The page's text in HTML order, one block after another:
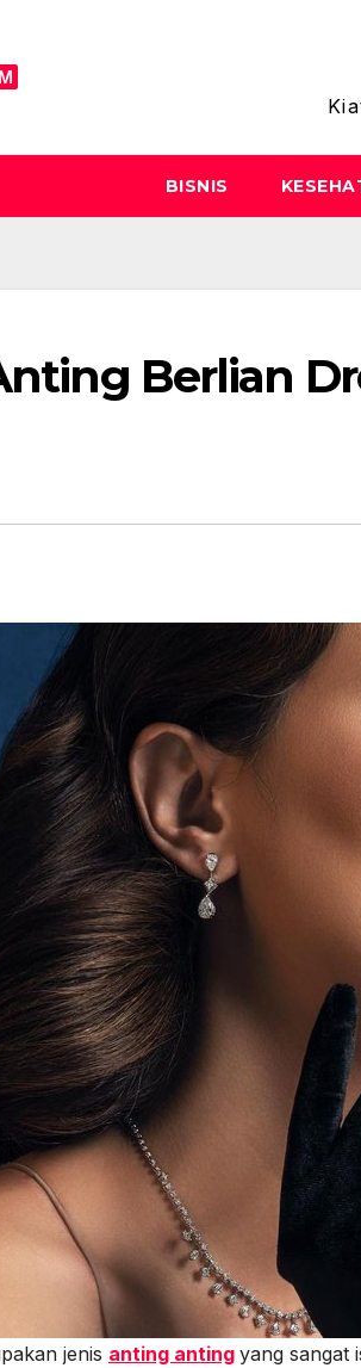
BISNIS
Berlian
jenis anting anting yang sangat